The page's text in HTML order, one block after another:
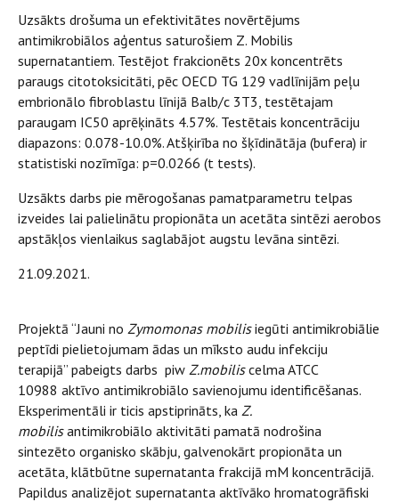
Uzsākts drošuma un efektivitātes novērtējums
antimikrobiālos aģentus saturošiem Z. Mobilis
supernatantiem. Testējot frakcionēts 20x koncentrēts
paraugs citotoksicitāti, pēc OECD TG 129 vadlīnijām peļu
embrionālo fibroblastu līnijā Balb/c 3T3, testētajam
paraugam IC50 aprēķināts 4.57%. Testētais koncentrāciju
diapazons: 0.078-10.0%. Atšķirība no šķīdinātāja (bufera) ir
statistiski nozīmīga: p=0.0266 (t tests).
Uzsākts darbs pie mērogošanas pamatparametru telpas
izveides lai palielinātu propionāta un acetāta sintēzi aerobos
apstākļos vienlaikus saglabājot augstu levāna sintēzi.
21.09.2021.
Projektā “Jauni no Zymomonas mobilisiegūti antimikrobiālie
peptīdi pielietojumam ādas un mīksto audu infekciju
terapijā” pabeigts darbs piw Z.mobiliscelma ATCC
10988 aktīvo antimikrobiālo savienojumu identificēšanas.
Eksperimentāli ir ticis apstiprināts, ka Z.
mobilisantimikrobiālo aktivitāti pamatā nodrošina
sintezēto organisko skābju, galvenokārt propionāta un
acetāta, klātbūtne supernatanta frakcijā mM koncentrācijā.
Papildus analizējot supernatanta aktīvāko hromatogrāfiski